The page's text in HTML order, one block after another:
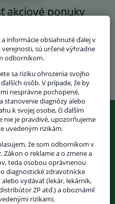
akciové ponuky
Prihláste ma
sospracovaním osobných
informácie obsiahnuté ďalej v
sú určené výhradne
odborníkom.
sa riziku ohrozenia svojho
osôb. V prípade, že by
nesprávne pochopené,
stanovenie diagnózy alebo
k svojej osobe, či ďalším
nie je pravdivé, upozorňujeme
uvedeným rizikám.
že som odborníkom v
Zákon o reklame a o zmene a
teda osobou oprávnenou
diagnostické zdravotnícke
vydávať (lekár, lekárnik,
ZP atď.) a oboznámil
rizikami.